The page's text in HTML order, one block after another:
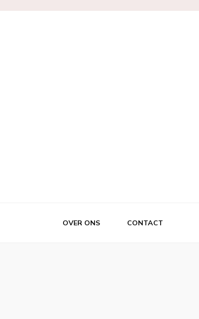
OVER ONS CONTACT